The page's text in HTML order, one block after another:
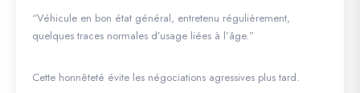
“Véhicule en bon état général, entretenu régulièrement,
quelques traces normales d’usage liées à l’âge.”
Cette honnêteté évite les négociations agressives plus tard.